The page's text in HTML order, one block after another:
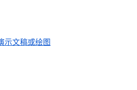
示文稿或绘图